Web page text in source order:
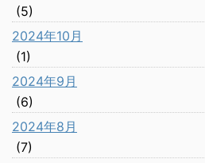
(5)
2024年10月
(1)
2024年9月
(6)
2024年8月
(7)